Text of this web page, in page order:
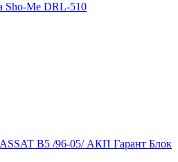
Sho-Me DRL-510